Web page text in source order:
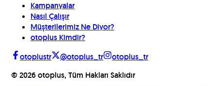
Kampanyalar
Nasıl Çalışır
Müşterilerimiz Ne Diyor?
otoplus Kimdir?
otoplustr
@otoplus_tr
otoplus_tr
© 2026 otoplus, Tüm Hakları Saklıdır